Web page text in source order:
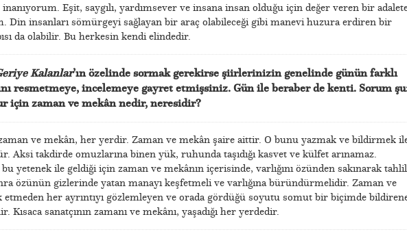
Eşit, saygılı, yardımsever ve insana insan olduğu için değer veren bir
Din insanları sömürgeyi sağlayan bir araç olabileceği gibi manevi huzura erdiren bir
da olabilir. Bu herkesin kendi elindedir.
Kalanlar’ın özelinde sormak gerekirse şiirlerinizin genelinde günün farklı
resmetmeye, incelemeye gayret etmişsiniz. Gün ile beraber de kenti. Sorum
için zaman ve mekân nedir, neresidir?
ve mekân, her yerdir. Zaman ve mekân şaire aittir. O bunu yazmak ve bildirmek
Aksi takdirde omuzlarına binen yük, ruhunda taşıdığı kasvet ve külfet arınamaz.
yetenek ile geldiği için zaman ve mekânın içerisinde, varlığını özünden sakınarak tahlil
özünün gizlerinde yatan manayı keşfetmeli ve varlığına büründürmelidir. Zaman ve
etmeden her ayrıntıyı gözlemleyen ve orada gördüğü soyutu somut bir biçimde
Kısaca sanatçının zamanı ve mekânı, yaşadığı her yerdedir.